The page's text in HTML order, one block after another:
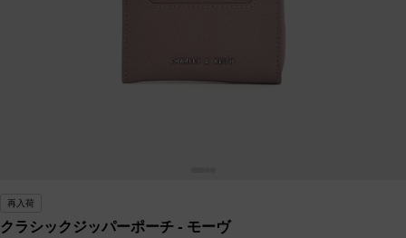
再入荷
クラシックジッパーポーチ - モーヴ